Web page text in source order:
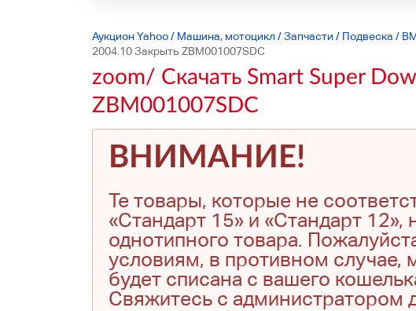
Аукцион Yahoo/ Машина, мотоцикл /Запчасти / Подвеска /
2004.10 Закрыть ZBM001007SDC
zoom/ Скачать Smart Super
ZBM001007SDC
ВНИМАНИЕ!
Те товары, которые не
«Стандарт 15» и «Стандарт
однотипного товара.
условиям, в противном случае,
будет списана с вашего
Свяжитесь с администратором